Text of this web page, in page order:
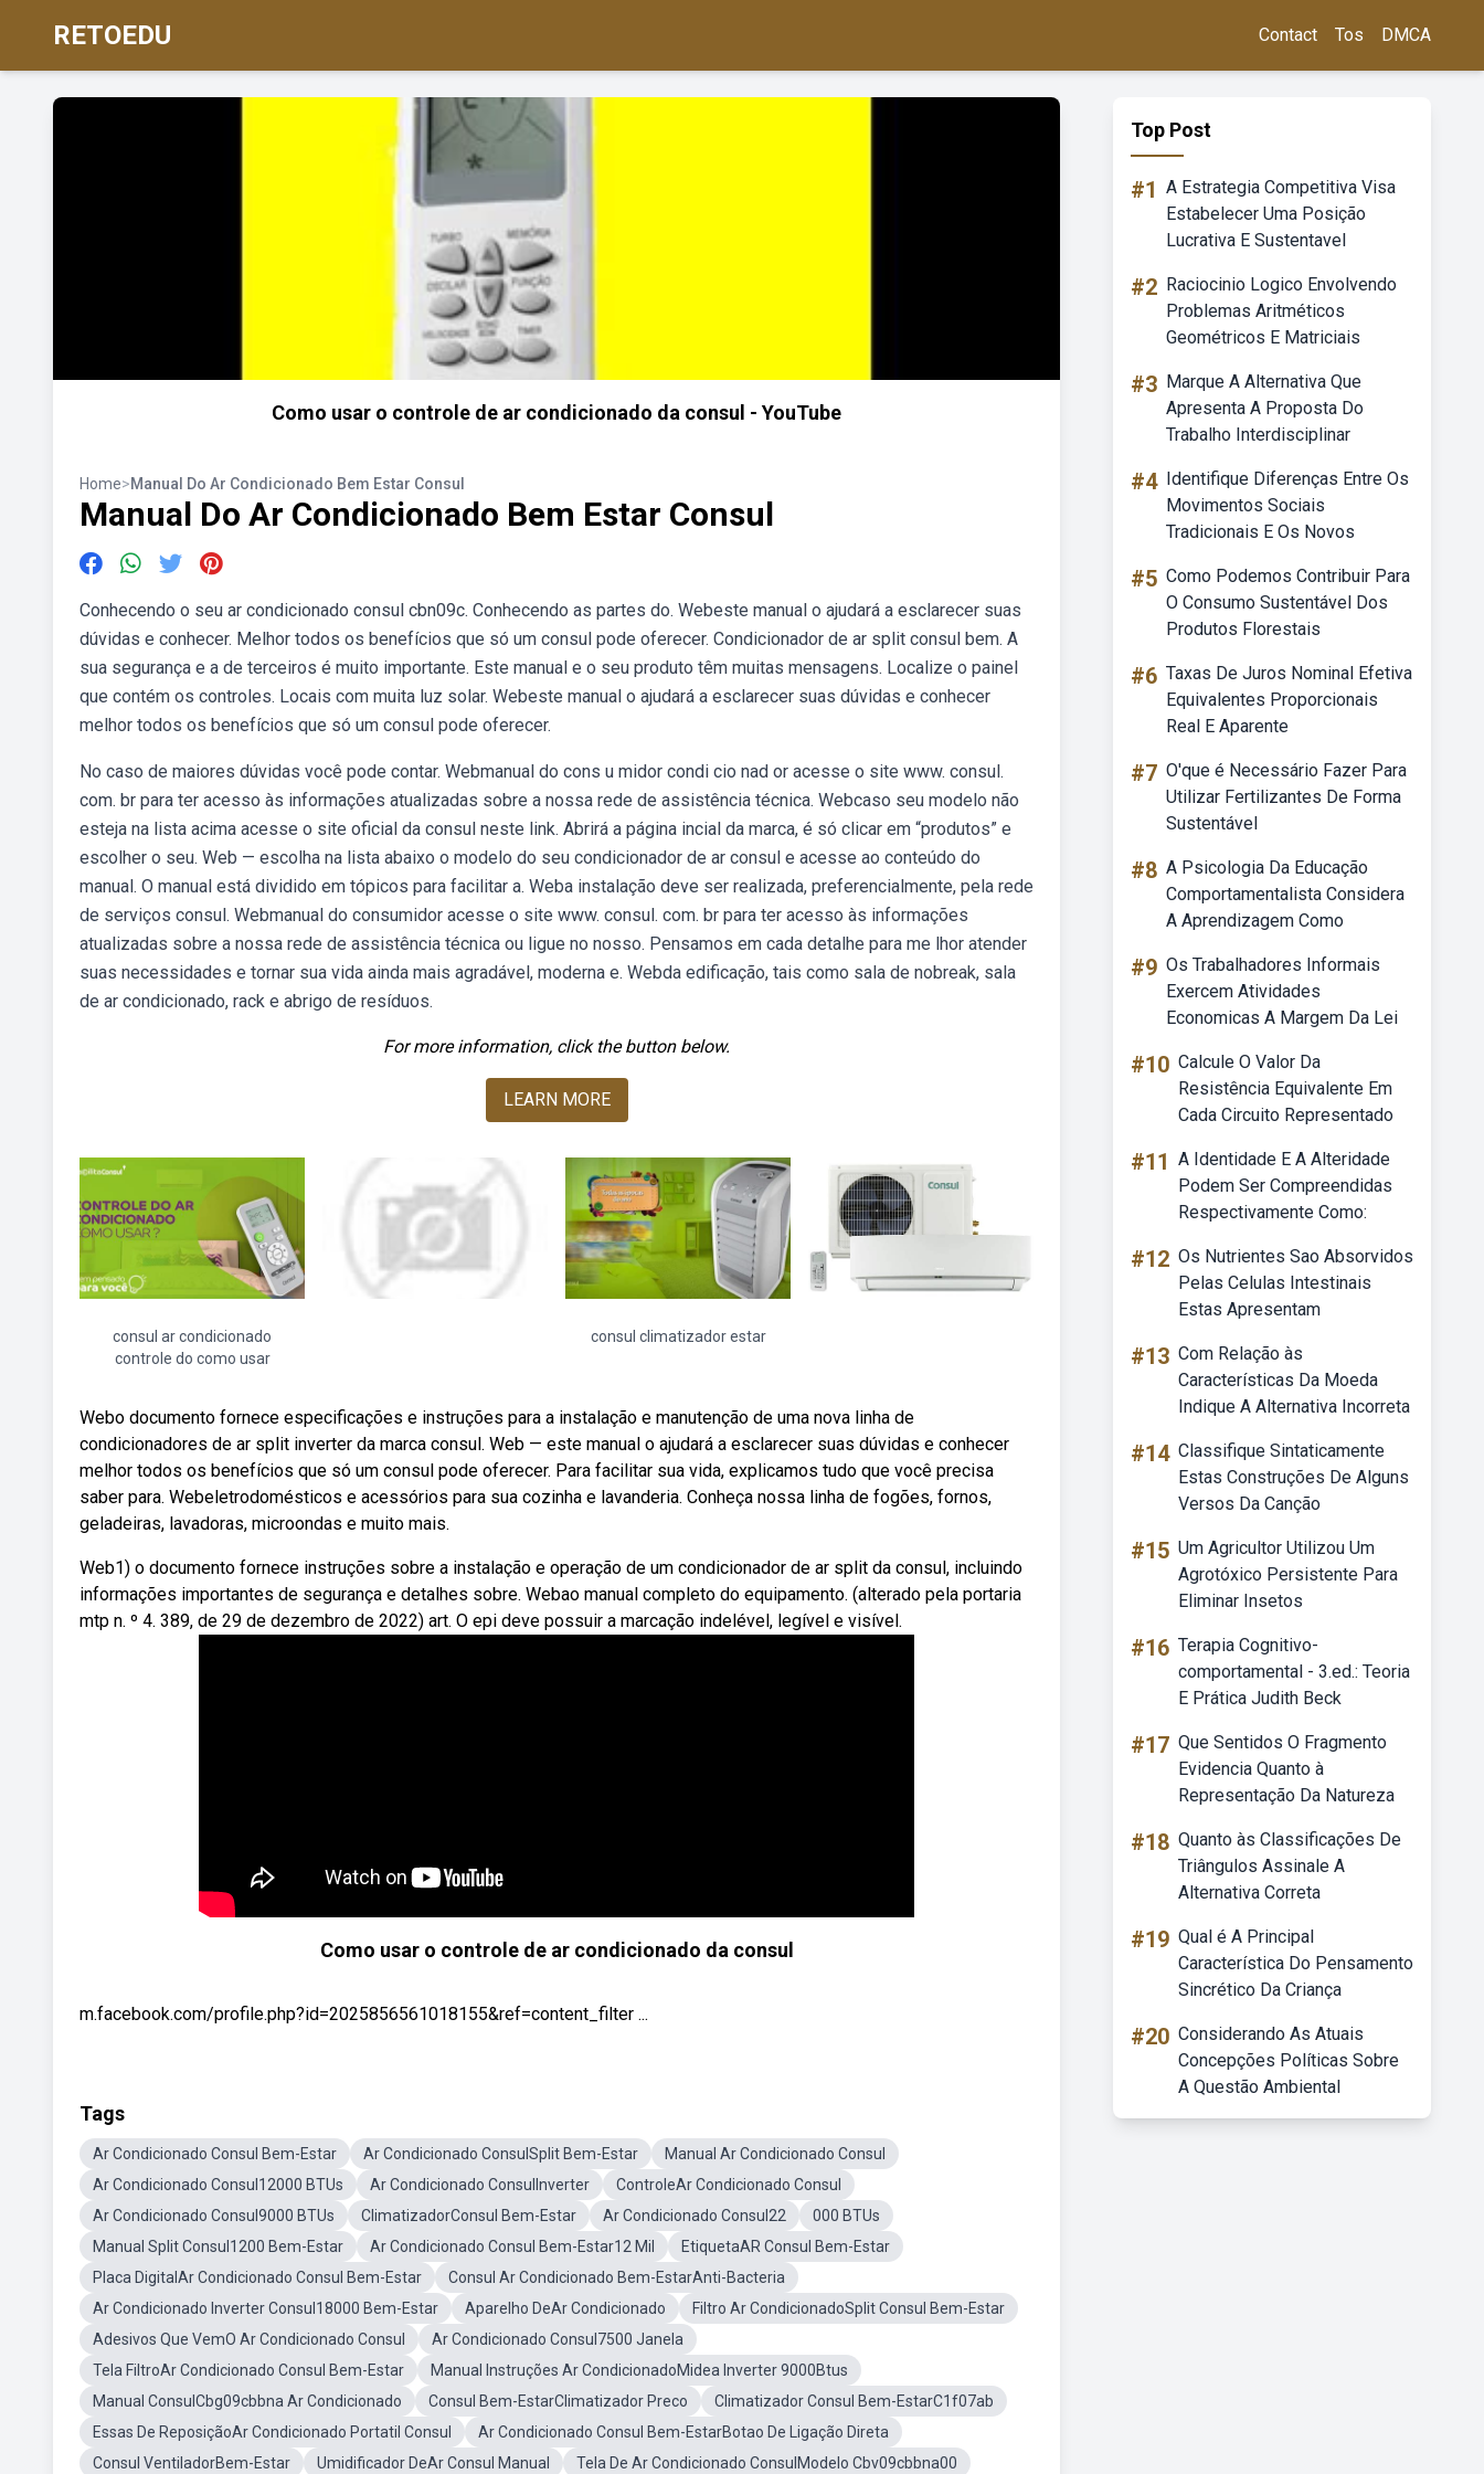
RETOEDU Contact Tos DMCA
Como usar o controle de ar condicionado da consul - YouTube
Home>Manual Do Ar Condicionado Bem Estar Consul
Manual Do Ar Condicionado Bem Estar Consul
Conhecendo o seu ar condicionado consul cbn09c. Conhecendo as partes do. Webeste manual o ajudará a esclarecer suas
dúvidas e conhecer. Melhor todos os benefícios que só um consul pode oferecer. Condicionador de ar split consul bem. A
sua segurança e a de terceiros é muito importante. Este manual e o seu produto têm muitas mensagens. Localize o painel
que contém os controles. Locais com muita luz solar. Webeste manual o ajudará a esclarecer suas dúvidas e conhecer
melhor todos os benefícios que só um consul pode oferecer.
No caso de maiores dúvidas você pode contar. Webmanual do cons u midor condi cio nad or acesse o site www. consul.
com. br para ter acesso às informações atualizadas sobre a nossa rede de assistência técnica. Webcaso seu modelo não
esteja na lista acima acesse o site oficial da consul neste link. Abrirá a página incial da marca, é só clicar em “produtos” e
escolher o seu. Web — escolha na lista abaixo o modelo do seu condicionador de ar consul e acesse ao conteúdo do
manual. O manual está dividido em tópicos para facilitar a. Weba instalação deve ser realizada, preferencialmente, pela rede
de serviços consul. Webmanual do consumidor acesse o site www. consul. com. br para ter acesso às informações
atualizadas sobre a nossa rede de assistência técnica ou ligue no nosso. Pensamos em cada detalhe para me lhor atender
suas necessidades e tornar sua vida ainda mais agradável, moderna e. Webda edificação, tais como sala de nobreak, sala
de ar condicionado, rack e abrigo de resíduos.
For more information, click the button below.
LEARN MORE
consul ar condicionado
controle do como usar
consul climatizador estar
Webo documento fornece especificações e instruções para a instalação e manutenção de uma nova linha de
condicionadores de ar split inverter da marca consul. Web — este manual o ajudará a esclarecer suas dúvidas e conhecer
melhor todos os benefícios que só um consul pode oferecer. Para facilitar sua vida, explicamos tudo que você precisa
saber para. Webeletrodomésticos e acessórios para sua cozinha e lavanderia. Conheça nossa linha de fogões, fornos,
geladeiras, lavadoras, microondas e muito mais.
Web1) o documento fornece instruções sobre a instalação e operação de um condicionador de ar split da consul, incluindo
informações importantes de segurança e detalhes sobre. Webao manual completo do equipamento. (alterado pela portaria
mtp n. º 4. 389, de 29 de dezembro de 2022) art. O epi deve possuir a marcação indelével, legível e visível.
Como usar o controle de ar condicionado da consul
m.facebook.com/profile.php?id=2025856561018155&ref=content_filter ...
Tags
Ar Condicionado Consul Bem-Estar Ar Condicionado ConsulSplit Bem-Estar
Manual Ar Condicionado Consul
Ar Condicionado Consul12000 BTUs
Ar Condicionado ConsulInverter
ControleAr Condicionado Consul
Ar Condicionado Consul9000 BTUs
ClimatizadorConsul Bem-Estar Ar Condicionado Consul22
000 BTUs
Manual Split Consul1200 Bem-Estar
Ar Condicionado Consul Bem-Estar12 Mil
EtiquetaAR Consul Bem-Estar
Placa DigitalAr Condicionado Consul Bem-Estar
Consul Ar Condicionado Bem-EstarAnti-Bacteria
Ar Condicionado Inverter Consul18000 Bem-Estar
Aparelho DeAr Condicionado
Filtro Ar CondicionadoSplit Consul Bem-Estar
Adesivos Que VemO Ar Condicionado Consul
Ar Condicionado Consul7500 Janela
Tela FiltroAr Condicionado Consul Bem-Estar
Manual Instruções Ar CondicionadoMidea Inverter 9000Btus
Manual ConsulCbg09cbbna Ar Condicionado
Consul Bem-EstarClimatizador Preco
Climatizador Consul Bem-EstarC1f07ab
Essas De ReposiçãoAr Condicionado Portatil Consul
Ar Condicionado Consul Bem-EstarBotao De Ligação Direta
Consul VentiladorBem-Estar
Umidificador DeAr Consul Manual Tela De Ar Condicionado ConsulModelo Cbv09cbbna00
Top Post
#1 A Estrategia Competitiva Visa
Estabelecer Uma Posição
Lucrativa E Sustentavel
#2 Raciocinio Logico Envolvendo
Problemas Aritméticos
Geométricos E Matriciais
#3 Marque A Alternativa Que
Apresenta A Proposta Do
Trabalho Interdisciplinar
#4 Identifique Diferenças Entre Os
Movimentos Sociais
Tradicionais E Os Novos
#5 Como Podemos Contribuir Para
O Consumo Sustentável Dos
Produtos Florestais
#6 Taxas De Juros Nominal Efetiva
Equivalentes Proporcionais
Real E Aparente
#7 O'que é Necessário Fazer Para
Utilizar Fertilizantes De Forma
Sustentável
#8 A Psicologia Da Educação
Comportamentalista Considera
A Aprendizagem Como
#9 Os Trabalhadores Informais
Exercem Atividades
Economicas A Margem Da Lei
#10 Calcule O Valor Da
Resistência Equivalente Em
Cada Circuito Representado
#11 A Identidade E A Alteridade
Podem Ser Compreendidas
Respectivamente Como:
#12 Os Nutrientes Sao Absorvidos
Pelas Celulas Intestinais
Estas Apresentam
#13 Com Relação às
Características Da Moeda
Indique A Alternativa Incorreta
#14 Classifique Sintaticamente
Estas Construções De Alguns
Versos Da Canção
#15 Um Agricultor Utilizou Um
Agrotóxico Persistente Para
Eliminar Insetos
#16 Terapia Cognitivo-
comportamental - 3.ed.: Teoria
E Prática Judith Beck
#17 Que Sentidos O Fragmento
Evidencia Quanto à
Representação Da Natureza
#18 Quanto às Classificações De
Triângulos Assinale A
Alternativa Correta
#19 Qual é A Principal
Característica Do Pensamento
Sincrético Da Criança
#20 Considerando As Atuais
Concepções Políticas Sobre
A Questão Ambiental